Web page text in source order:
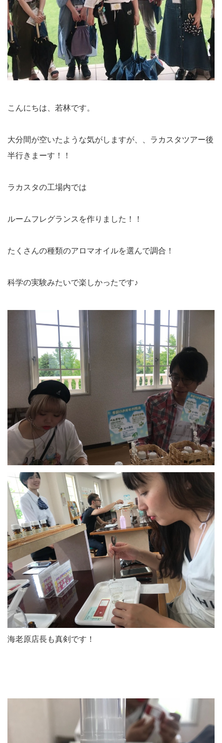
こんにちは、若林です。
大分間が空いたような気がしますが、、ラカスタツアー後
半行きまーす！！
ラカスタの工場内では
ルームフレグランスを作りました！！
たくさんの種類のアロマオイルを選んで調合！
科学の実験みたいで楽しかったです♪
海老原店長も真剣です！